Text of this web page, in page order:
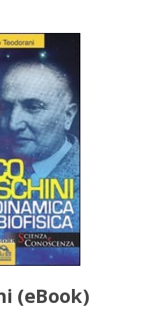
(eBook)